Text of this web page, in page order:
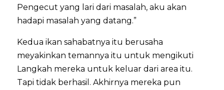
Pengecut yang lari dari masalah, aku akan
hadapi masalah yang datang.”
Kedua ikan sahabatnya itu berusaha
meyakinkan temannya itu untuk mengikuti
Langkah mereka untuk keluar dari area itu.
Tapi tidak berhasil. Akhirnya mereka pun